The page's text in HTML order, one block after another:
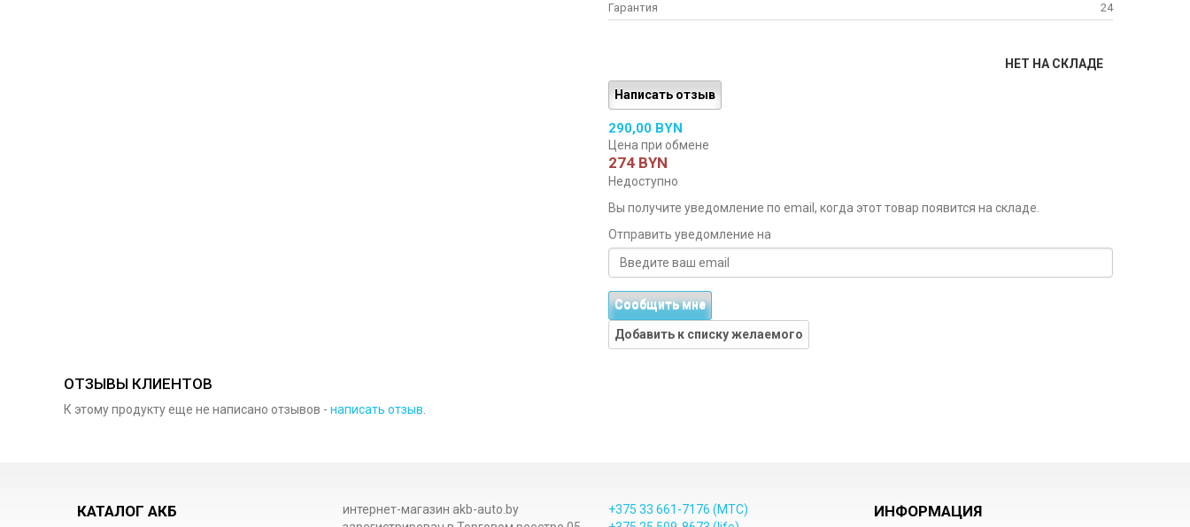
Гарантия
24
НЕТ НА СКЛАДЕ
Написать отзыв
290,00 BYN
Цена при обмене
274 BYN
Недоступно
Вы получите уведомление по email, когда этот товар появится на складе.
Отправить уведомление на
Сообщить мне
Добавить к списку желаемого
ОТЗЫВЫ КЛИЕНТОВ
К этому продукту еще не написано отзывов - написать отзыв.
КАТАЛОГ АКБ
интернет-магазин akb-auto.by
+375 33 661-7176 (МТС)
ИНФОРМАЦИЯ